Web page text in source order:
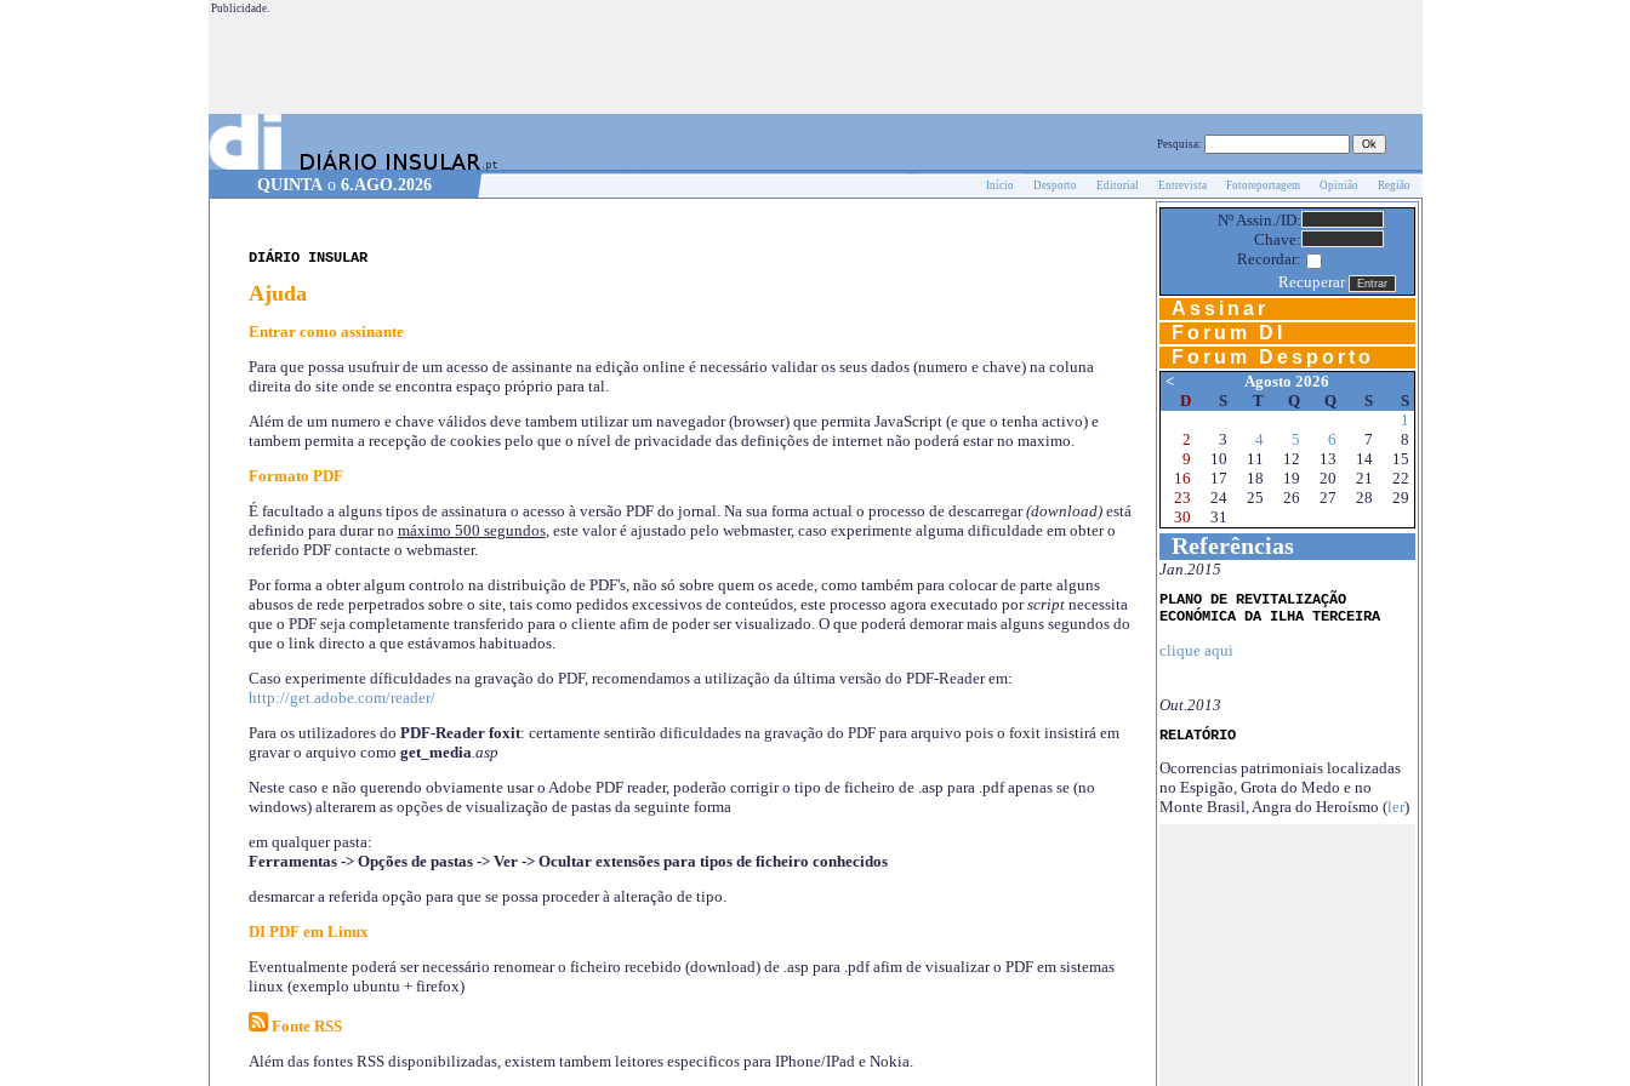
Publicidade.
Pesquisa:
QUINTA o 6.AGO.2026 Início Desporto Editorial Entrevista Fotoreportagem Opinião Região
DIÁRIO INSULAR
Ajuda
Entrar como assinante
Para que possa usufruir de um acesso de assinante na edição online é necessário validar os seus dados (numero e chave) na coluna
direita do site onde se encontra espaço próprio para tal.
Além de um numero e chave válidos deve tambem utilizar um navegador (browser) que permita JavaScript (e que o tenha activo) e
tambem permita a recepção de cookies pelo que o nível de privacidade das definições de internet não poderá estar no maximo.
Formato PDF
É facultado a alguns tipos de assinatura o acesso à versão PDF do jornal. Na sua forma actual o processo de descarregar(download)está
definido para durar no máximo 500 segundos, este valor é ajustado pelo webmaster, caso experimente alguma dificuldade em obter o
referido PDF contacte o webmaster.
Por forma a obter algum controlo na distribuição de PDF's, não só sobre quem os acede, como também para colocar de parte alguns
abusos de rede perpetrados sobre o site, tais como pedidos excessivos de conteúdos, este processo agora executado porscriptnecessita
que o PDF seja completamente transferido para o cliente afim de poder ser visualizado. O que poderá demorar mais alguns segundos do
que o link directo a que estávamos habituados.
Caso experimente díficuldades na gravação do PDF, recomendamos a utilização da última versão do PDF-Reader em:
http://get.adobe.com/reader/
Para os utilizadores do PDF-Reader foxit: certamente sentirão dificuldades na gravação do PDF para arquivo pois o foxit insistirá em
gravar o arquivo como get_media.asp
Neste caso e não querendo obviamente usar o Adobe PDF reader, poderão corrigir o tipo de ficheiro de .asp para .pdf apenas se (no
windows) alterarem as opções de visualização de pastas da seguinte forma
em qualquer pasta:
Ferramentas -> Opções de pastas -> Ver -> Ocultar extensões para tipos de ficheiro conhecidos
desmarcar a referida opção para que se possa proceder à alteração de tipo.
DI PDF em Linux
Eventualmente poderá ser necessário renomear o ficheiro recebido (download) de .asp para .pdf afim de visualizar o PDF em sistemas
linux (exemplo ubuntu + firefox)
Fonte RSS
Além das fontes RSS disponibilizadas, existem tambem leitores especificos para IPhone/IPad e Nokia.
Nº Assin./ID:
Chave:
Recordar:
Recuperar
Assinar
Forum DI
Forum Desporto
<
Agosto 2026
D
S T Q Q S
S
1
2
3 4 5 6 7
8
9
10 11 12 13 14
15
16
17 18 19 20 21
22
23
24 25 26 27 28
29
30
31
Referências
Jan.2015
PLANO DE REVITALIZAÇÃO
ECONÓMICA DA ILHA TERCEIRA
clique aqui
Out.2013
RELATÓRIO
Ocorrencias patrimoniais localizadas
no Espigão, Grota do Medo e no
Monte Brasil, Angra do Heroísmo (ler)